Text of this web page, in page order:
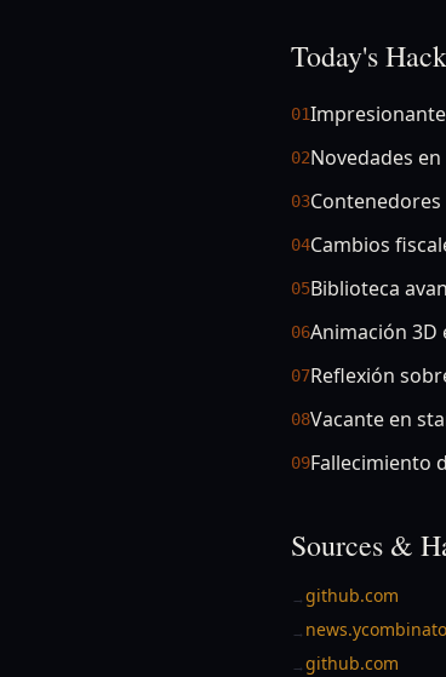
Today's
01
02Novedades
03Contenedores
04Cambios
05Biblioteca
06Animación 3D
07Reflexión
08Vacante en
09Fallecimiento
Sources &
→github.com
→
→github.com